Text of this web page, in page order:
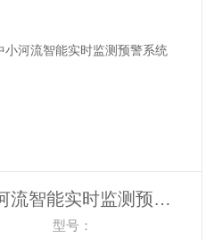
中小河流智能实时监测预警系统
型号：